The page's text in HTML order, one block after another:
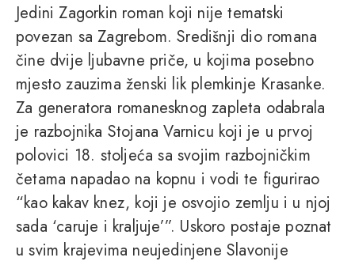
Jedini Zagorkin roman koji nije tematski
povezan sa Zagrebom. Središnji dio romana
čine dvije ljubavne priče, u kojima posebno
mjesto zauzima ženski lik plemkinje Krasanke.
Za generatora romanesknog zapleta odabrala
je razbojnika Stojana Varnicu koji je u prvoj
polovici 18. stoljeća sa svojim razbojničkim
četama napadao na kopnu i vodi te figurirao
“kao kakav knez, koji je osvojio zemlju i u njoj
sada ‘caruje i kraljuje’”. Uskoro postaje poznat
u svim krajevima neujedinjene Slavonije